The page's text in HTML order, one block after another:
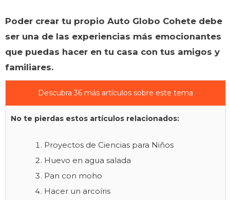
Poder crear tu propio Auto Globo Cohete debe
ser una de las experiencias más emocionantes
que puedas hacer en tu casa con tus amigos y
familiares.
Descubra 36 más artículos sobre este tema
No te pierdas estos artículos relacionados:
Proyectos de Ciencias para Niños
Huevo en agua salada
Pan con moho
Hacer un arcoíris